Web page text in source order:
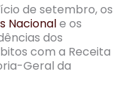
de setembro, os
Nacionale os
dos
com a Receita
Geral da